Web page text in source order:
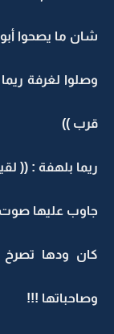
شان ما يصحوا
وصلوا لغرفة
قرب ))
ريما بلهفة : ((
جاوب عليها صوت
كان ودها
وصاحباتها !!!